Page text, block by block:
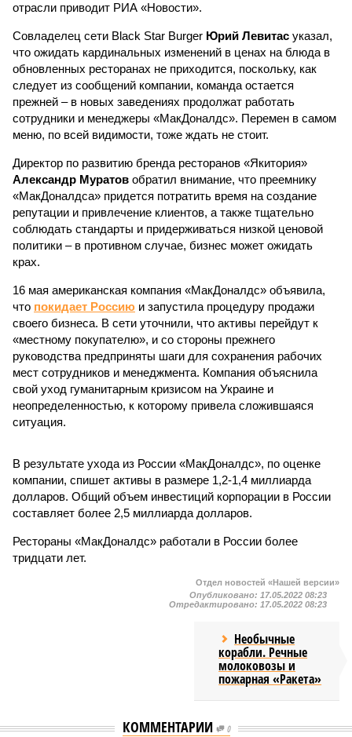
отрасли приводит РИА «Новости».
Совладелец сети Black Star Burger Юрий Левитас указал,
что ожидать кардинальных изменений в ценах на блюда в
обновленных ресторанах не приходится, поскольку, как
следует из сообщений компании, команда остается
прежней – в новых заведениях продолжат работать
сотрудники и менеджеры «МакДоналдс». Перемен в самом
меню, по всей видимости, тоже ждать не стоит.
Директор по развитию бренда ресторанов «Якитория»
Александр Муратов обратил внимание, что преемнику
«МакДоналдса» придется потратить время на создание
репутации и привлечение клиентов, а также тщательно
соблюдать стандарты и придерживаться низкой ценовой
политики – в противном случае, бизнес может ожидать
крах.
16 мая американская компания «МакДоналдс» объявила,
что покидает Россию и запустила процедуру продажи
своего бизнеса. В сети уточнили, что активы перейдут к
«местному покупателю», и со стороны прежнего
руководства предприняты шаги для сохранения рабочих
мест сотрудников и менеджмента. Компания объяснила
свой уход гуманитарным кризисом на Украине и
неопределенностью, к которому привела сложившаяся
ситуация.
В результате ухода из России «МакДоналдс», по оценке
компании, спишет активы в размере 1,2-1,4 миллиарда
долларов. Общий объем инвестиций корпорации в России
составляет более 2,5 миллиарда долларов.
Рестораны «МакДоналдс» работали в России более
тридцати лет.
Отдел новостей «Нашей версии»
Опубликовано: 17.05.2022 08:23
Отредактировано: 17.05.2022 08:23
Необычные
корабли. Речные
молоковозы и
пожарная «Ракета»
КОММЕНТАРИИ 0